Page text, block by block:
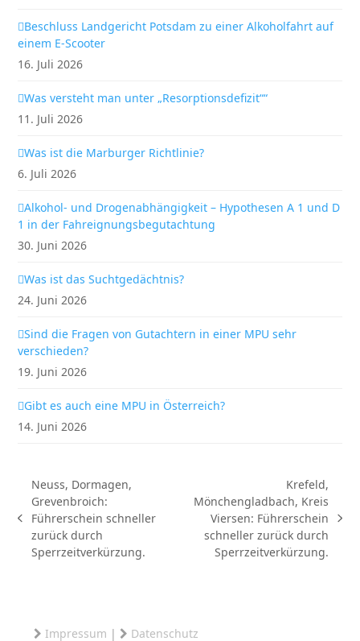
Beschluss Landgericht Potsdam zu einer Alkoholfahrt auf
einem E-Scooter
16. Juli 2026
Was versteht man unter „Resorptionsdefizit““
11. Juli 2026
Was ist die Marburger Richtlinie?
6. Juli 2026
Alkohol- und Drogenabhängigkeit – Hypothesen A 1 und D
1 in der Fahreignungsbegutachtung
30. Juni 2026
Was ist das Suchtgedächtnis?
24. Juni 2026
Sind die Fragen von Gutachtern in einer MPU sehr
verschieden?
19. Juni 2026
Gibt es auch eine MPU in Österreich?
14. Juni 2026
vorheriger
Beitrag:
Neuss, Dormagen,
Grevenbroich:
Führerschein schneller
zurück durch
Sperrzeitverkürzung.
Nächster
Beitrag:
Krefeld,
Mönchengladbach, Kreis
Viersen: Führerschein
schneller zurück durch
Sperrzeitverkürzung.
Impressum | Datenschutz